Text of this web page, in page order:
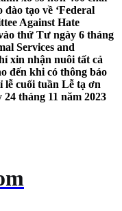
đào tạo về ‘Federal
Against Hate
thứ Tư ngày 6 tháng
Services and
xin nhận nuôi tất cả
đến khi có thông báo
lễ cuối tuần Lễ tạ ơn
tháng 11 năm 2023